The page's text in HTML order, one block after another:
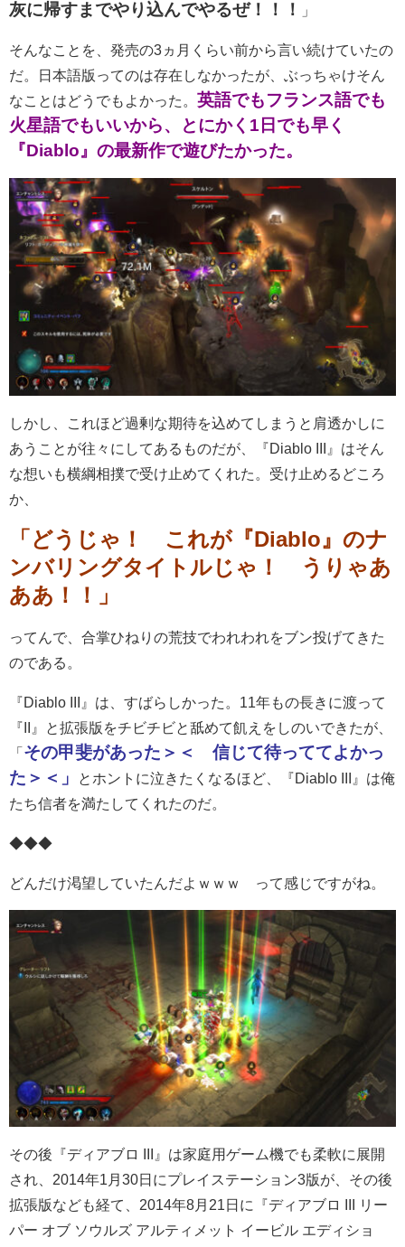
灰に帰すまでやり込んでやるぜ！！！
」
そんなことを、発売の3ヵ月くらい前から言い続けていたの
だ。日本語版ってのは存在しなかったが、ぶっちゃけそん
なことはどうでもよかった。 英語でもフランス語でも
火星語でもいいから、とにかく1日でも早く
『Diablo』の最新作で遊びたかった。
しかし、これほど過剰な期待を込めてしまうと肩透かしに
あうことが往々にしてあるものだが、『Diablo III』はそん
な想いも横綱相撲で受け止めてくれた。受け止めるどころ
か、
「どうじゃ！ これが『Diablo』のナ
ンバリングタイトルじゃ！ うりゃあ
ああ！！」
ってんで、合掌ひねりの荒技でわれわれをブン投げてきた
のである。
『Diablo III』は、すばらしかった。11年もの長きに渡って
『II』と拡張版をチビチビと舐めて飢えをしのいできたが、
「 その甲斐があった＞＜ 信じて待っててよかっ
た＞＜」
とホントに泣きたくなるほど、『Diablo III』は俺
たち信者を満たしてくれたのだ。
◆◆◆
どんだけ渇望していたんだよｗｗｗ って感じですがね。
その後『ディアブロ III』は家庭用ゲーム機でも柔軟に展開
され、2014年1月30日にプレイステーション3版が、その後
拡張版なども経て、2014年8月21日に『ディアブロ III リー
パー オブ ソウルズ アルティメット イービル エディショ